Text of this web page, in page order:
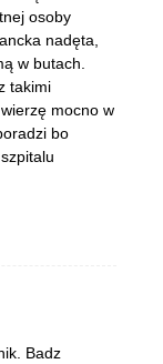
osoby
nadęta,
w butach.
takimi
mocno w
bo
Badz